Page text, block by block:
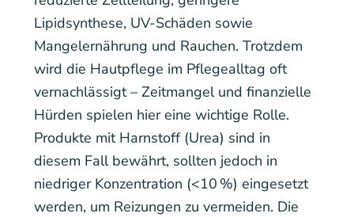
Lipidsynthese, UV-Schäden sowie
Mangelernährung und Rauchen. Trotzdem
wird die Hautpflege im Pflegealltag oft
vernachlässigt – Zeitmangel und finanzielle
Hürden spielen hier eine wichtige Rolle.
Produkte mit Harnstoff (Urea) sind in
diesem Fall bewährt, sollten jedoch in
niedriger Konzentration (<10 %) eingesetzt
werden, um Reizungen zu vermeiden. Die